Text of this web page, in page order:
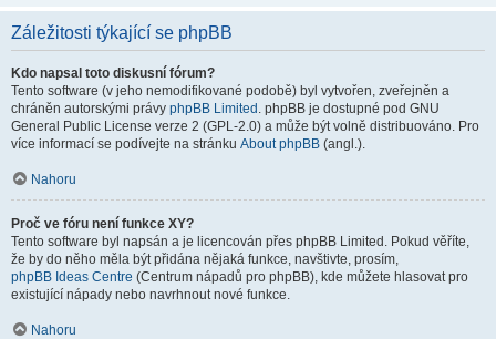
Záležitosti týkající se phpBB
Kdo napsal toto diskusní fórum?
Tento software (v jeho nemodifikované podobě) byl vytvořen, zveřejněn a
chráněn autorskými právy phpBB Limited . phpBB je dostupné pod GNU
General Public License verze 2 (GPL-2.0) a může být volně distribuováno. Pro
více informací se podívejte na stránku About phpBB (angl.).
Nahoru
Proč ve fóru není funkce XY?
Tento software byl napsán a je licencován přes phpBB Limited. Pokud věříte,
že by do něho měla být přidána nějaká funkce, navštivte, prosím,
phpBB Ideas Centre (Centrum nápadů pro phpBB), kde můžete hlasovat pro
existující nápady nebo navrhnout nové funkce.
Nahoru